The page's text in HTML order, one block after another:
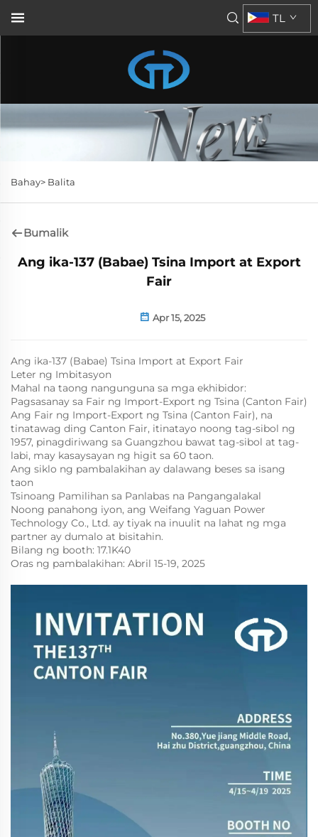
TL
Bahay> Balita
Bumalik
Ang ika-137 (Babae) Tsina Import at Export
Fair
Apr 15, 2025
Ang ika-137 (Babae) Tsina Import at Export Fair
Leter ng Imbitasyon
Mahal na taong nangunguna sa mga ekhibidor:
Pagsasanay sa Fair ng Import-Export ng Tsina (Canton Fair)
Ang Fair ng Import-Export ng Tsina (Canton Fair), na
tinatawag ding Canton Fair, itinatayo noong tag-sibol ng
1957, pinagdiriwang sa Guangzhou bawat tag-sibol at tag-
labi, may kasaysayan ng higit sa 60 taon.
Ang siklo ng pambalakihan ay dalawang beses sa isang
taon
Tsinoang Pamilihan sa Panlabas na Pangangalakal
Noong panahong iyon, ang Weifang Yaguan Power
Technology Co., Ltd. ay tiyak na inuulit na lahat ng mga
partner ay dumalo at bisitahin.
Bilang ng booth: 17.1K40
Oras ng pambalakihan: Abril 15-19, 2025